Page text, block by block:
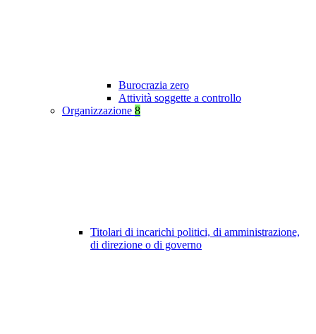
Burocrazia zero
Attività soggette a controllo
Organizzazione 8
Titolari di incarichi politici, di amministrazione,
di direzione o di governo